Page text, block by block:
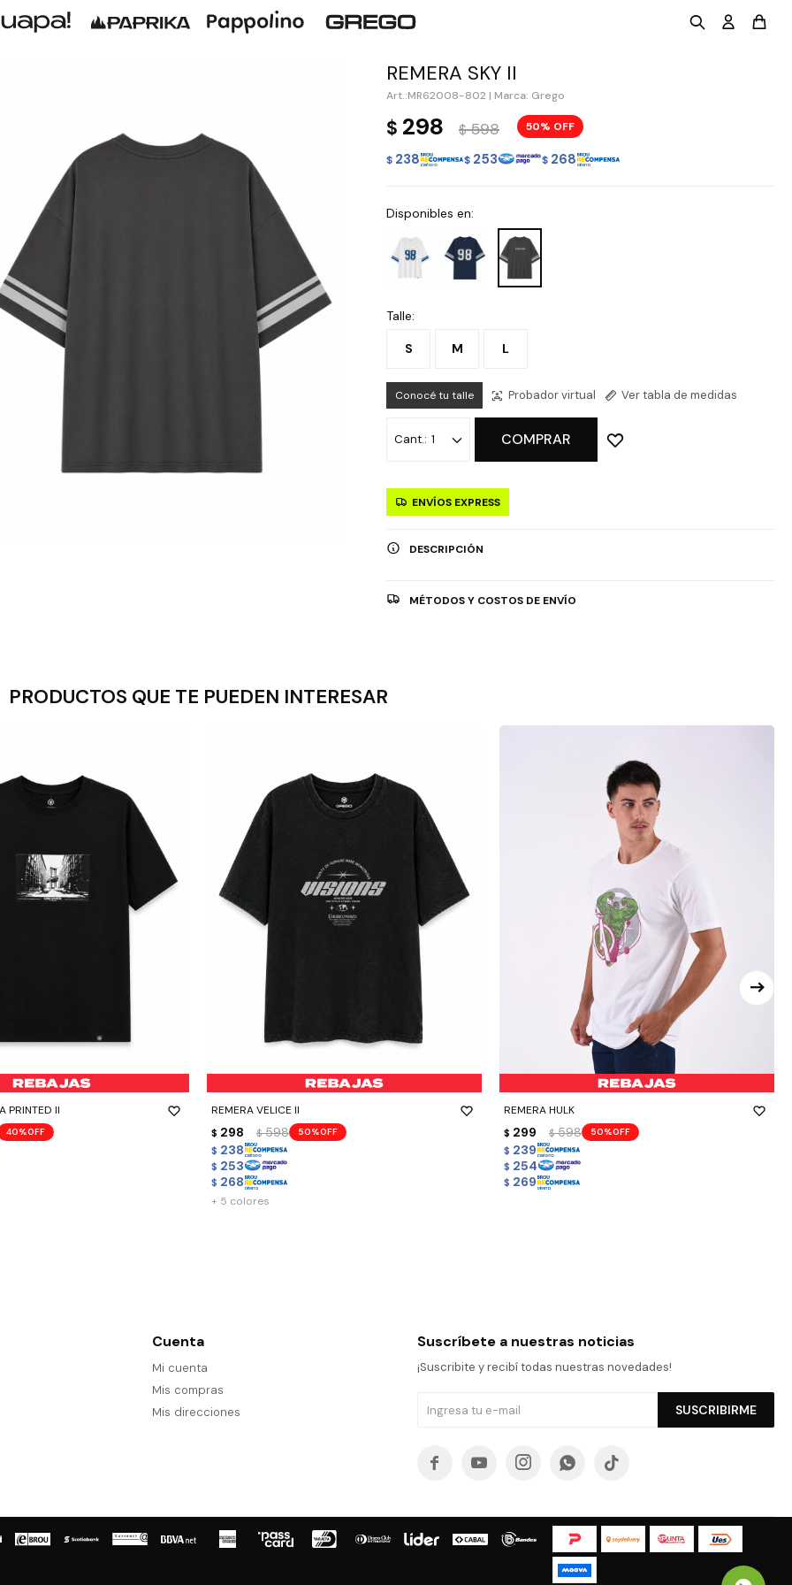
REMERA SKY II
MR62008-802 | Marca: Grego
$ 298 $ 598 50
$ 238 $ 253 $ 268
Disponibles en:
Talle:
S M L
Conocé tu talle Probador virtual Ver tabla de medidas
1 COMPRAR
ENVÍOS EXPRESS
DESCRIPCIÓN
MÉTODOS Y COSTOS DE ENVÍO
PRODUCTOS QUE TE PUEDEN INTERESAR
PRINTED II
40
REMERA VELICE II
$ 298 $ 598 50
$ 238
$ 253
$ 268
- +
+ 5 colores
REMERA HULK
$ 299 $ 598 50
$ 239
$ 254
$ 269
- +
Cuenta
Mi cuenta
Mis compras
Mis direcciones
Suscríbete a nuestras noticias
¡Suscribite y recibí todas nuestras novedades!
SUSCRIBIRME
    